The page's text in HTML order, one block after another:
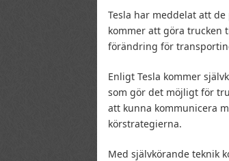
Tesla har meddelat att
kommer att göra trucken
förändring för
Enligt Tesla kommer
som gör det möjligt för
att kunna kommunicera
körstrategierna.
Med självkörande teknik